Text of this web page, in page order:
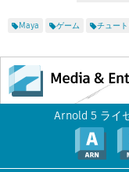
Maya ゲーム チュー
Arnold 5 ライ